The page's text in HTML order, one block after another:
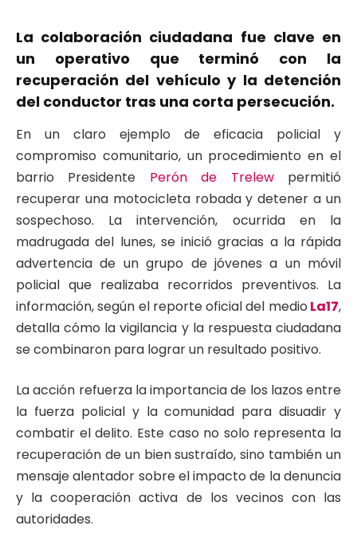
La colaboración ciudadana fue clave en
un operativo que terminó con la
recuperación del vehículo y la detención
del conductor tras una corta persecución.
En un claro ejemplo de eficacia policial y
compromiso comunitario, un procedimiento en el
barrio Presidente Perón de Trelewpermitió
recuperar una motocicleta robada y detener a un
sospechoso. La intervención, ocurrida en la
madrugada del lunes, se inició gracias a la rápida
advertencia de un grupo de jóvenes a un móvil
policial que realizaba recorridos preventivos. La
información, según el reporte oficial del medio La17,
detalla cómo la vigilancia y la respuesta ciudadana
se combinaron para lograr un resultado positivo.
La acción refuerza la importancia de los lazos entre
la fuerza policial y la comunidad para disuadir y
combatir el delito. Este caso no solo representa la
recuperación de un bien sustraído, sino también un
mensaje alentador sobre el impacto de la denuncia
y la cooperación activa de los vecinos con las
autoridades.